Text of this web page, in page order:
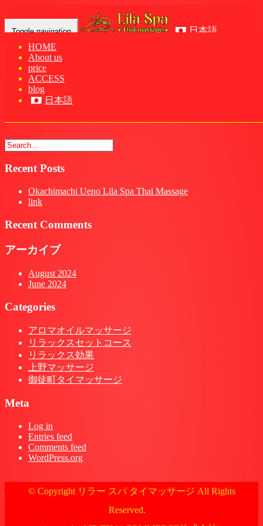
日本語
Toggle navigation
HOME
About us
price
ACCESS
blog
日本語
Home -リラー…
Recent Posts
Okachimachi Ueno Lila Spa Thai Massage
link
Recent Comments
アーカイブ
August 2024
June 2024
Categories
アロマオイルマッサージ
リラックスセットコース
リラックス効果
上野マッサージ
御徒町タイマッサージ
Meta
Log in
Entries feed
Comments feed
WordPress.org
© Copyright リラー スパ タイマッサージ All Rights
Reserved.